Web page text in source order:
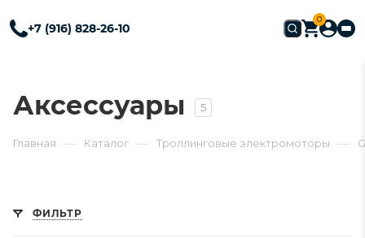
+7 (916) 828-26-10
0
Аксессуары 5
Главная — Каталог — Троллинговые электромоторы —
ФИЛЬТР